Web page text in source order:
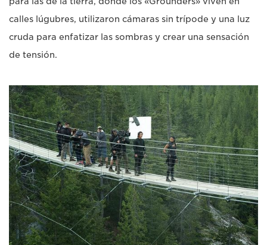
calles lúgubres, utilizaron cámaras sin trípode y una luz
cruda para enfatizar las sombras y crear una sensación
de tensión.